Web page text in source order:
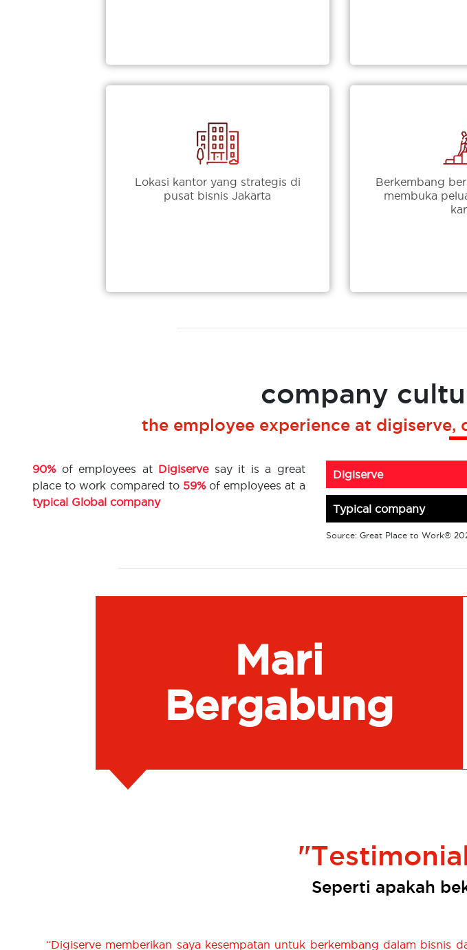
Lokasi kantor yang strategis di
pusat bisnis Jakarta
Berkembang
membuka
company
the employee experience at
90%of employees at Digiservesay it is a great
place to work compared to 59%of employees at a
typical Global company
Digiserve
Typical company
Source: Great Place to Work®
Mari
Bergabung
Seperti apakah
“Digiserve memberikan saya kesempatan untuk berkembang dalam bisnis